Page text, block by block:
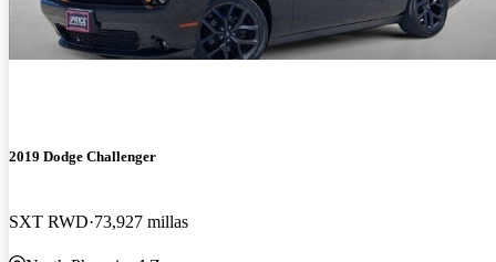
2019 Dodge Challenger
SXT RWD 73,927 millas